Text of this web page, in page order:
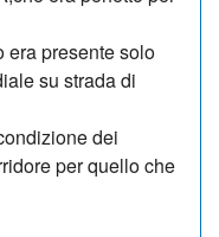
era presente solo
su strada di
dei
per quello che